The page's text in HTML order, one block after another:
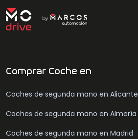
Comprar Coche en
Coches de segunda mano en Alicante
Coches de segunda mano en Almería
Coches de segunda mano en Madrid